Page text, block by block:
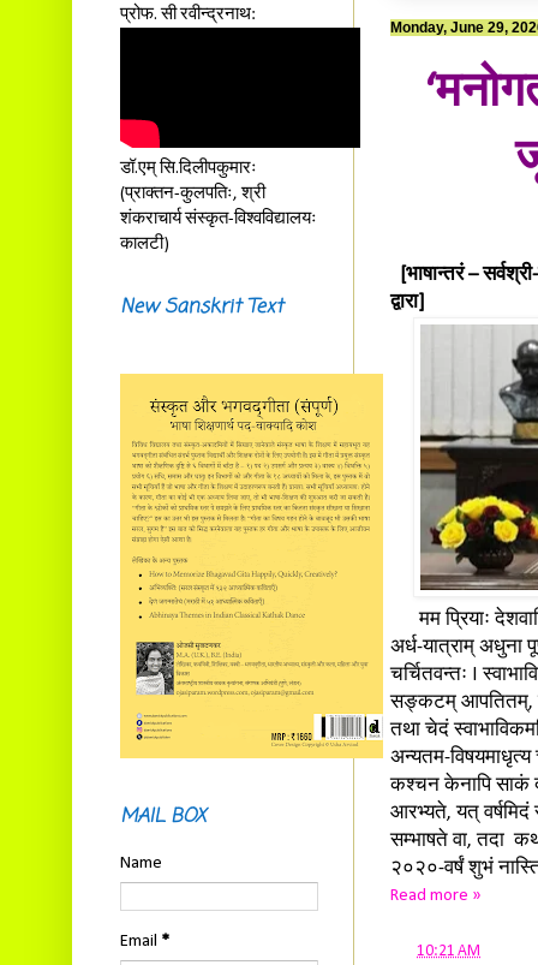
Monday, June 29,
[भाषान्तरं –
द्वारा]
मम प्रियाः
अर्ध-यात्राम् अधुना
चर्चितवन्तः I
सङ्कटम् आपतितम्,
तथा चेदं
अन्यतम-विषयमाधृत्य
कश्चन केनापि साकं
आरभ्यते, यत्
सम्भाषते वा, तदा
२०२०-वर्षं शुभं
Read more »
10:21 AM
प्रोफ. सी रवीन्द्रनाथ:
डॉ.एम् सि.दिलीपकुमारः
(प्राक्तन-कुलपतिः, श्री
शंकराचार्य संस्कृत-विश्वविद्यालयः
कालटी)
New Sanskrit Text
MAIL BOX
Name
Email *